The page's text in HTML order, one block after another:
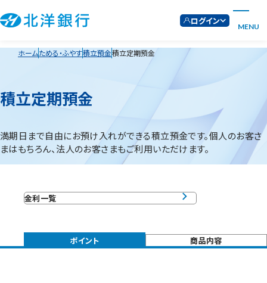
ログイン
MENU
ホームためる・ふやす積立預金積立定期預金
積立定期預金
満期日まで自由にお預け入れができる積立預金です。個人のお客さ
まはもちろん、法人のお客さまもご利用いただけます。
金利一覧
ポイント 商品内容